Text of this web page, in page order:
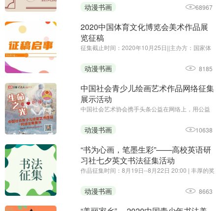
动漫书画 68967
2020中国体育文化博览会美术作品展
览征稿
征集截止时间：2020年10月25日||主办方：国家体
体育总局、中国奥委会主办的2020中国体育文化博
览会将于11月27日至29日，在广州•保利世贸博览
动漫书画 8185
中国社会青少儿绘画艺术作品网络征集
展示活动
中国社会艺术协会携手头条公益在网络上，用公益
达对曾经战斗在疫情第一线的爸爸妈妈、叔叔阿姨
们的祈福和思念，以颗颗童心向白衣天使致敬！
动漫书画 10638
“书为心画，笔墨生彩”——高校英语研
习社七夕英文书法征集活动
作品征集时间：8月19日--8月22日 20:00 | 丰厚的奖
动漫书画 8663